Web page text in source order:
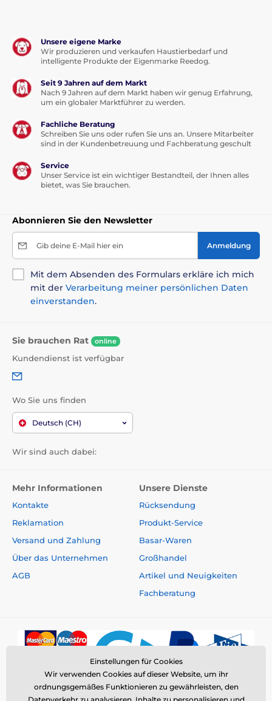
Unsere eigene Marke
Wir produzieren und verkaufen Haustierbedarf und
intelligente Produkte der Eigenmarke Reedog.
Seit 9 Jahren auf dem Markt
Nach 9 Jahren auf dem Markt haben wir genug Erfahrung,
um ein globaler Marktführer zu werden.
Fachliche Beratung
Schreiben Sie uns oder rufen Sie uns an. Unsere Mitarbeiter
sind in der Kundenbetreuung und Fachberatung geschult
Service
Unser Service ist ein wichtiger Bestandteil, der Ihnen alles
bietet, was Sie brauchen.
Abonnieren Sie den Newsletter
Gib deine E-Mail hier ein Anmeldung
Mit dem Absenden des Formulars erkläre ich mich
mit der Verarbeitung meiner persönlichen Daten
einverstanden.
Sie brauchen Rat online
Kundendienst ist verfügbar
Wo Sie uns finden
Deutsch (CH)
Wir sind auch dabei:
Mehr Informationen
Kontakte
Reklamation
Versand und Zahlung
Über das Unternehmen
AGB
Unsere Dienste
Rücksendung
Produkt-Service
Basar-Waren
Großhandel
Artikel und Neuigkeiten
Fachberatung
Einstellungen für Cookies
Wir verwenden Cookies auf dieser Website, um ihr
ordnungsgemäßes Funktionieren zu gewährleisten, den